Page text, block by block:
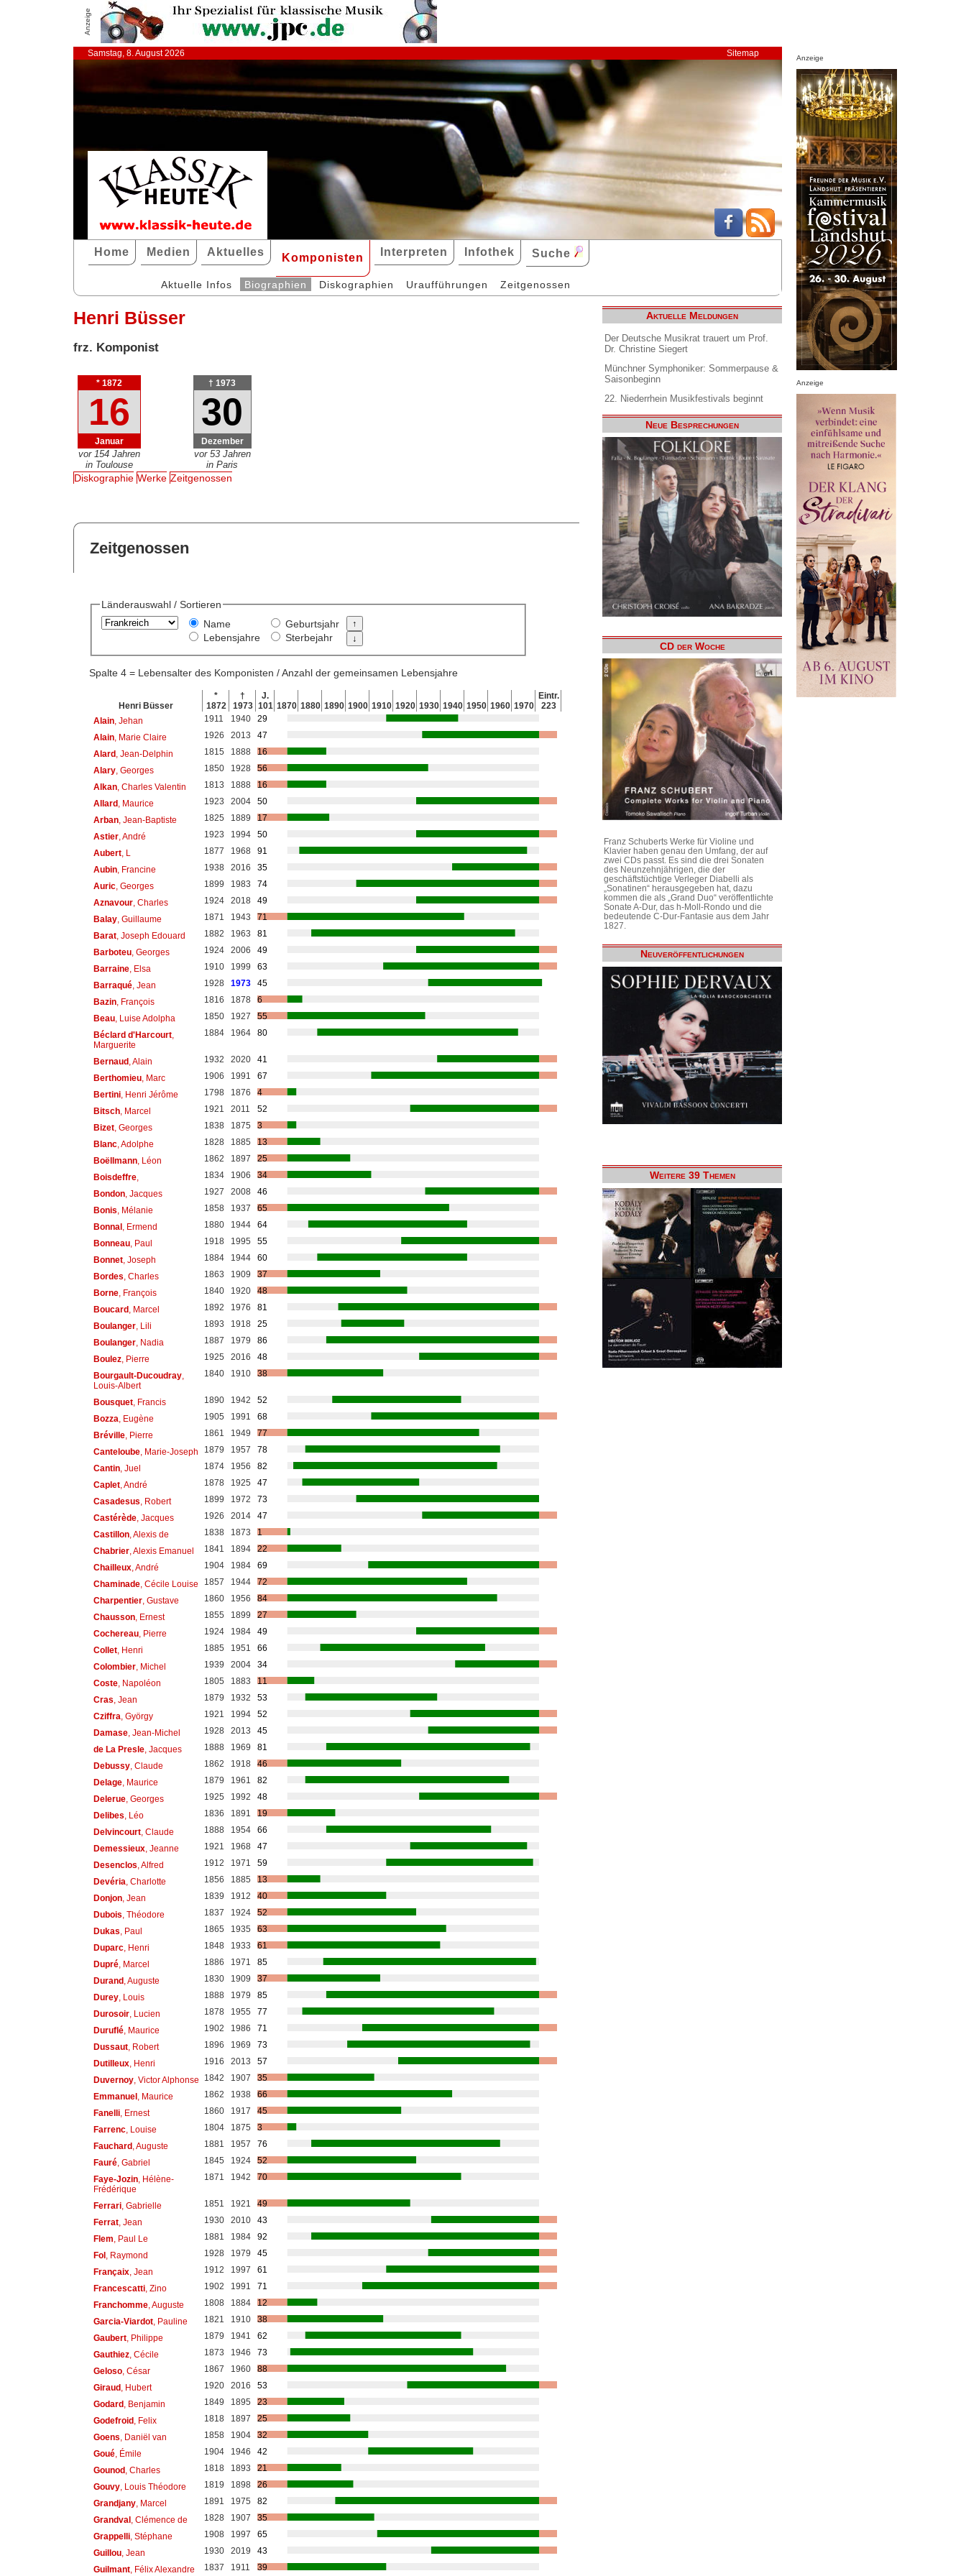
Anzeige
Samstag, 8. August 2026 Sitemap
Home Medien Aktuelles Komponisten Interpreten Infothek Suche
Aktuelle Infos Biographien Diskographien Uraufführungen Zeitgenossen
Henri Büsser
frz. Komponist
* 1872
16
Januar
vor 154 Jahren
in Toulouse
† 1973
30
Dezember
vor 53 Jahren
in Paris
Diskographie Werke Zeitgenossen
Zeitgenossen
Länderauswahl / Sortieren
Name
Lebensjahre
Geburtsjahr
Sterbejahr
Spalte 4 = Lebensalter des Komponisten / Anzahl der gemeinsamen Lebensjahre
Henri Büsser
*
1872
†
1973
J.
101 1870 1880 1890 1900 1910 1920 1930 1940 1950 1960 1970
Eintr.
223
Alain, Jehan 1911 1940
29
Alain, Marie Claire 1926 2013
47
Alard, Jean-Delphin 1815 1888
16
Alary, Georges 1850 1928
56
Alkan, Charles Valentin 1813 1888
16
Allard, Maurice 1923 2004
50
Arban, Jean-Baptiste 1825 1889
17
Astier, André 1923 1994
50
Aubert, L 1877 1968
91
Aubin, Francine 1938 2016
35
Auric, Georges 1899 1983
74
Aznavour, Charles 1924 2018
49
Balay, Guillaume 1871 1943
71
Barat, Joseph Edouard 1882 1963
81
Barboteu, Georges 1924 2006
49
Barraine, Elsa 1910 1999
63
Barraqué, Jean 1928 1973
45
Bazin, François 1816 1878
6
Beau, Luise Adolpha 1850 1927
55
Béclard d'Harcourt,
Marguerite
1884 1964 80
Bernaud, Alain 1932 2020
41
Berthomieu, Marc 1906 1991
67
Bertini, Henri Jérôme 1798 1876
4
Bitsch, Marcel 1921 2011
52
Bizet, Georges 1838 1875
3
Blanc, Adolphe 1828 1885
13
Boëllmann, Léon 1862 1897
25
Boisdeffre, 1834 1906
34
Bondon, Jacques 1927 2008
46
Bonis , Mélanie 1858 1937
65
Bonnal, Ermend 1880 1944
64
Bonneau, Paul 1918 1995
55
Bonnet, Joseph 1884 1944
60
Bordes , Charles 1863 1909
37
Borne, François 1840 1920
48
Boucard, Marcel 1892 1976
81
Boulanger, Lili 1893 1918
25
Boulanger, Nadia 1887 1979
86
Boulez, Pierre 1925 2016
48
Bourgault-Ducoudray,
Louis-Albert
1840 1910 38
Bousquet, Francis 1890 1942
52
Bozza , Eugène 1905 1991
68
Bréville, Pierre 1861 1949
77
Canteloube, Marie-Joseph 1879 1957
78
Cantin, Juel 1874 1956
82
Caplet, André 1878 1925
47
Casadesus , Robert 1899 1972
73
Castérède, Jacques 1926 2014
47
Castillon, Alexis de 1838 1873
1
Chabrier, Alexis Emanuel 1841 1894
22
Chailleux, André 1904 1984
69
Chaminade, Cécile Louise 1857 1944
72
Charpentier, Gustave 1860 1956
84
Chausson, Ernest 1855 1899
27
Cochereau, Pierre 1924 1984
49
Collet, Henri 1885 1951
66
Colombier, Michel 1939 2004
34
Coste, Napoléon 1805 1883
11
Cras , Jean 1879 1932
53
Cziffra , György 1921 1994
52
Damase, Jean-Michel 1928 2013
45
de La Presle, Jacques 1888 1969
81
Debussy, Claude 1862 1918
46
Delage, Maurice 1879 1961
82
Delerue, Georges 1925 1992
48
Delibes , Léo 1836 1891
19
Delvincourt, Claude 1888 1954
66
Demessieux, Jeanne 1921 1968
47
Desenclos , Alfred 1912 1971
59
Devéria , Charlotte 1856 1885
13
Donjon, Jean 1839 1912
40
Dubois , Théodore 1837 1924
52
Dukas , Paul 1865 1935
63
Duparc, Henri 1848 1933
61
Dupré, Marcel 1886 1971
85
Durand, Auguste 1830 1909
37
Durey, Louis 1888 1979
85
Durosoir, Lucien 1878 1955
77
Duruflé, Maurice 1902 1986
71
Dussaut, Robert 1896 1969
73
Dutilleux, Henri 1916 2013
57
Duvernoy, Victor Alphonse 1842 1907
35
Emmanuel, Maurice 1862 1938
66
Fanelli, Ernest 1860 1917
45
Farrenc, Louise 1804 1875
3
Fauchard, Auguste 1881 1957
76
Fauré, Gabriel 1845 1924
52
Faye-Jozin, Hélène-
Frédérique
1871 1942 70
Ferrari, Gabrielle 1851 1921
49
Ferrat, Jean 1930 2010
43
Flem , Paul Le 1881 1984
92
Fol, Raymond 1928 1979
45
Françaix, Jean 1912 1997
61
Francescatti, Zino 1902 1991
71
Franchomme, Auguste 1808 1884
12
Garcia-Viardot, Pauline 1821 1910
38
Gaubert, Philippe 1879 1941
62
Gauthiez, Cécile 1873 1946
73
Geloso, César 1867 1960
88
Giraud, Hubert 1920 2016
53
Godard, Benjamin 1849 1895
23
Godefroid, Felix 1818 1897
25
Goens , Daniël van 1858 1904
32
Goué, Émile 1904 1946
42
Gounod, Charles 1818 1893
21
Gouvy, Louis Théodore 1819 1898
26
Grandjany, Marcel 1891 1975
82
Grandval, Clémence de 1828 1907
35
Grappelli, Stéphane 1908 1997
65
Guillou, Jean 1930 2019
43
Guilmant, Félix Alexandre 1837 1911 39
Aktuelle Meldungen
Der Deutsche Musikrat trauert um Prof.
Dr. Christine Siegert
Münchner Symphoniker: Sommerpause &
Saisonbeginn
22. Niederrhein Musikfestivals beginnt
Neue Besprechungen
CD der Woche
Franz Schuberts Werke für Violine und
Klavier haben genau den Umfang, der auf
zwei CDs passt. Es sind die drei Sonaten
des Neunzehnjährigen, die der
geschäftstüchtige Verleger Diabelli als
„Sonatinen“ herausgegeben hat, dazu
kommen die als „Grand Duo“ veröffentlichte
Sonate A-Dur, das h-Moll-Rondo und die
bedeutende C-Dur-Fantasie aus dem Jahr
1827.
Neuveröffentlichungen
Weitere 39 Themen
Anzeige
Anzeige